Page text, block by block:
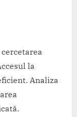
la
Analiza